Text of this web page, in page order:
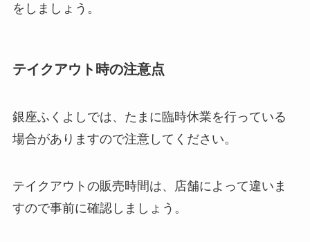
をしましょう。
テイクアウト時の注意点
銀座ふくよしでは、たまに臨時休業を行っている
場合がありますので注意してください。
テイクアウトの販売時間は、店舗によって違いま
すので事前に確認しましょう。